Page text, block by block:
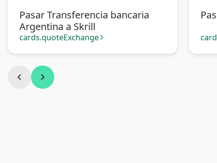
Pasar Transferencia bancaria
Argentina a Skrill
cards.quoteExchange arrow_forward_ios
chevron_left chevron_right